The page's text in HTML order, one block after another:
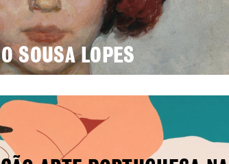
SOUSA LOPES